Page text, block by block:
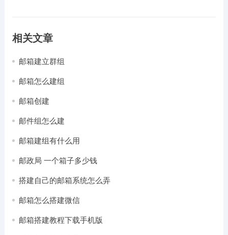
相关文章
邮箱建立群组
邮箱怎么建组
邮箱创建
邮件组怎么建
邮箱建组有什么用
邮政局 一个箱子多少钱
搭建自己的邮箱系统怎么弄
邮箱怎么搭建微信
邮箱搭建教程下载手机版